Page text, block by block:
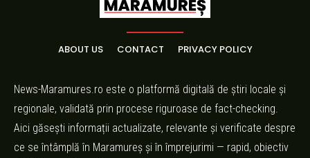
ABOUT US CONTACT PRIVACY POLICY
News-Maramures.ro este o platformă digitală de știri locale și
regionale, validată prin procese riguroase de fact-checking.
Aici găsești informații actualizate, relevante și verificate despre
ce se întâmplă în Maramureș și în împrejurimi — rapid, obiectiv